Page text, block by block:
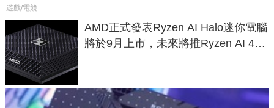
遊戲/電競
AMD正式發表Ryzen AI Halo迷你電腦
將於9月上市，未來將推Ryzen AI 400